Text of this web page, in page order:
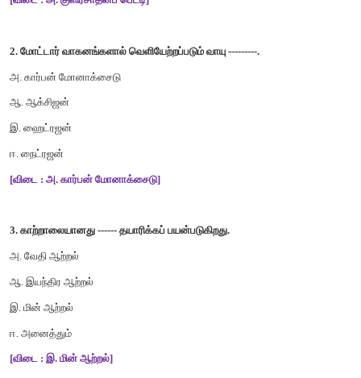
இ. இரண்டிலும்
ஈ. எதிலும் இல்லை
[விடை : அ. குளிர்சாதனப் பெட்டி]
2. மோட்டார் வாகனங்களால் வெளியேற்றப்படும் வாயு ---------.
அ. கார்பன் மோனாக்சைடு
ஆ. ஆக்சிஜன்
இ. ஹைட்ரஜன்
ஈ. நைட்ரஜன்